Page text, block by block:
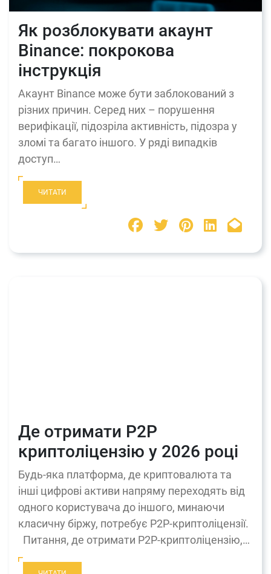
Як розблокувати акаунт
Binance: покрокова
інструкція
Акаунт Binance може бути заблокований з
різних причин. Серед них – порушення
верифікації, підозріла активність, підозра у
зломі та багато іншого. У ряді випадків
доступ…
ЧИТАТИ
Де отримати P2P
криптоліцензію у 2026 році
Будь-яка платформа, де криптовалюта та
інші цифрові активи напряму переходять від
одного користувача до іншого, минаючи
класичну біржу, потребує P2P-криптоліцензії.
Питання, де отримати P2P-криптоліцензію,…